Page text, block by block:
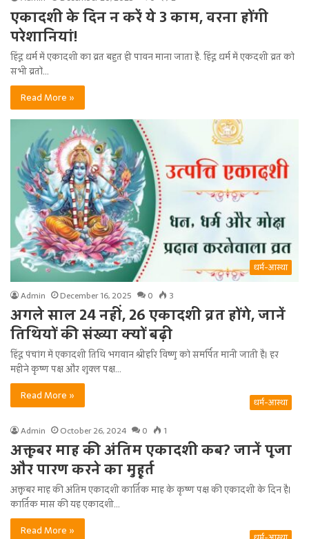
एकादशी के दिन न करें ये 3 काम, वरना होंगी
परेशानियां!
हिंदू धर्म में एकादशी का व्रत बहुत ही पावन माना जाता है. हिंदू धर्म में एकदशी व्रत को
सभी व्रतों…
Read More »
धर्म-आस्था
Admin December 16, 2025 0 3
अगले साल 24 नहीं, 26 एकादशी व्रत होंगे, जानें
तिथियों की संख्या क्यों बढ़ी
हिंदू पंचांग में एकादशी तिथि भगवान श्रीहरि विष्णु को समर्पित मानी जाती है। हर
महीने कृष्ण पक्ष और शुक्ल पक्ष…
Read More »
धर्म-आस्था
Admin October 26, 2024 0 1
अक्तूबर माह की अंतिम एकादशी कब? जानें पूजा
और पारण करने का मुहूर्त
अक्तूबर माह की अंतिम एकादशी कार्तिक माह के कृष्ण पक्ष की एकादशी के दिन है।
कार्तिक मास की यह एकादशी…
Read More »